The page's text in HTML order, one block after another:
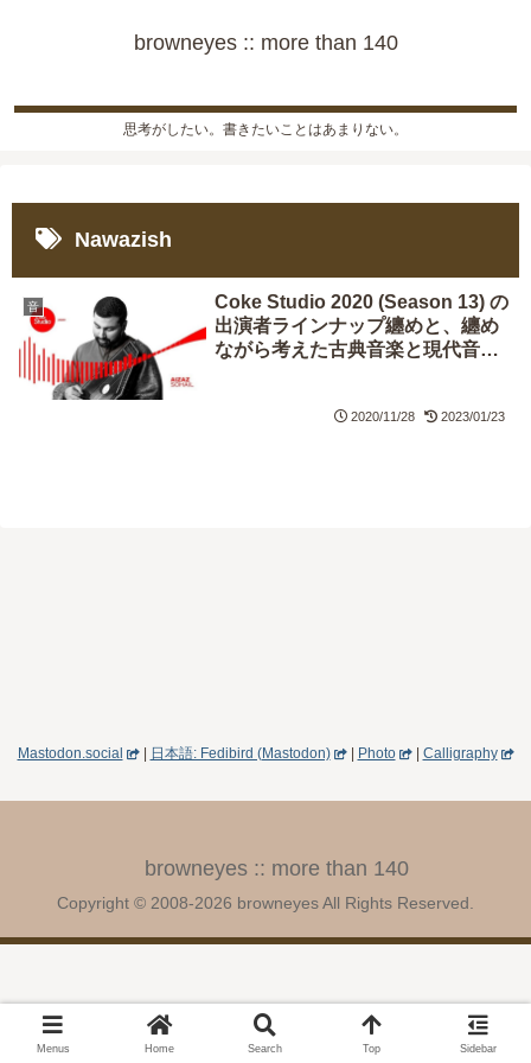
browneyes :: more than 140
思考がしたい。書きたいことはあまりない。
Nawazish
音
Coke Studio 2020 (Season 13) の
出演者ラインナップ纏めと、纏め
ながら考えた古典音楽と現代音楽
2020/11/28 2023/01/23
Mastodon.social | 日本語: Fedibird (Mastodon) | Photo | Calligraphy
browneyes :: more than 140
Copyright © 2008-2026 browneyes All Rights Reserved.
Menus Home Search Top Sidebar